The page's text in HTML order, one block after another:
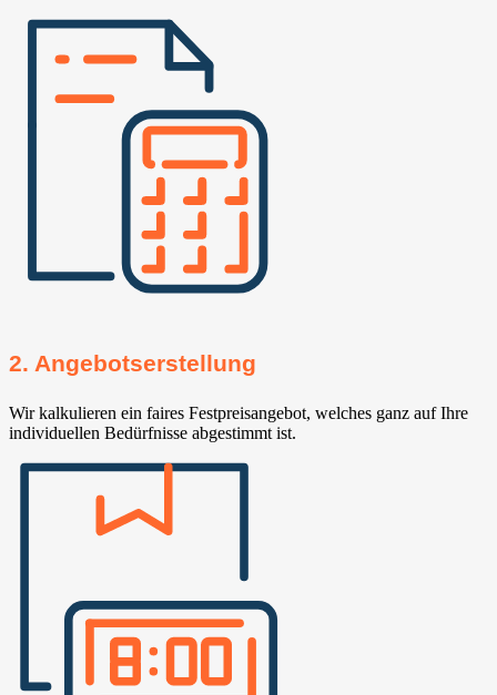
2. Angebotserstellung
Wir kalkulieren ein faires Festpreisangebot, welches ganz auf Ihre
individuellen Bedürfnisse abgestimmt ist.